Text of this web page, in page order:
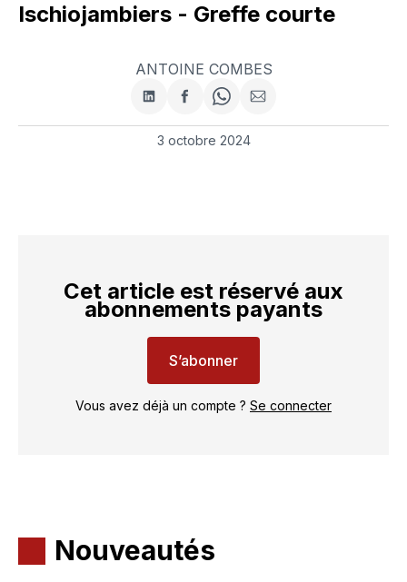
Ischiojambiers - Greffe courte
ANTOINE COMBES
Partager
sur
LinkedIn
Partager
sur
Facebook
Share
on
WhatsApp
Partager
par
3 octobre 2024
Cet article est réservé aux
abonnements payants
S’abonner
Vous avez déjà un compte ? Se connecter
Nouveautés